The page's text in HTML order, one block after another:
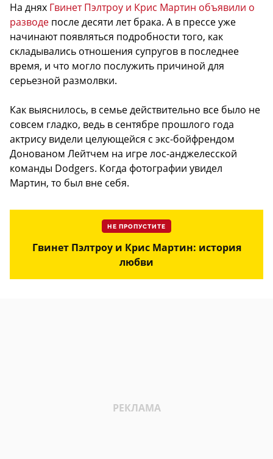
На днях Гвинет Пэлтроу и Крис Мартин объявили о
разводе после десяти лет брака. А в прессе уже
начинают появляться подробности того, как
складывались отношения супругов в последнее
время, и что могло послужить причиной для
серьезной размолвки.
Как выяснилось, в семье действительно все было не
совсем гладко, ведь в сентябре прошлого года
актрису видели целующейся с экс-бойфрендом
Донованом Лейтчем на игре лос-анджелесской
команды Dodgers. Когда фотографии увидел
Мартин, то был вне себя.
НЕ ПРОПУСТИТЕ
Гвинет Пэлтроу и Крис Мартин: история
любви